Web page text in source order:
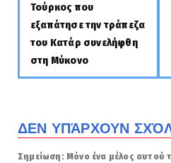
Τούρκος που
εξαπάτησε την τράπεζα
του Κατάρ συνελήφθη
στη Μύκονο
ΔΕΝ ΥΠΆΡΧΟΥΝ
Σημείωση: Μόνο ένα μέλος αυτού